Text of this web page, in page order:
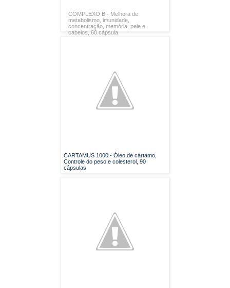
COMPLEXO B - Melhora de
metabolismo, imunidade,
concentração, memória, pele e
cabelos, 60 cápsula
CARTAMUS 1000 - Óleo de cártamo,
Controle do peso e colesterol, 90
cápsulas